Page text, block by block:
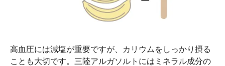
高血圧には減塩が重要ですが、カリウムをしっかり摂る
ことも大切です。三陸アルガソルトにはミネラル成分の